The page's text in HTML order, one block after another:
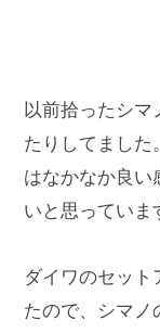
以前拾ったシマ
たりしてました
はなかなか良い
いと思っていま
ダイワのセット
たので、シマノ